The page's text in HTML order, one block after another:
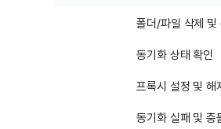
폴더/파일 삭제 및
동기화 상태 확인
프록시 설정 및 해
동기화 실패 및 충